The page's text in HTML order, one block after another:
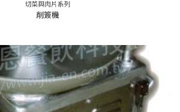
切菜與肉片系列
削簽機